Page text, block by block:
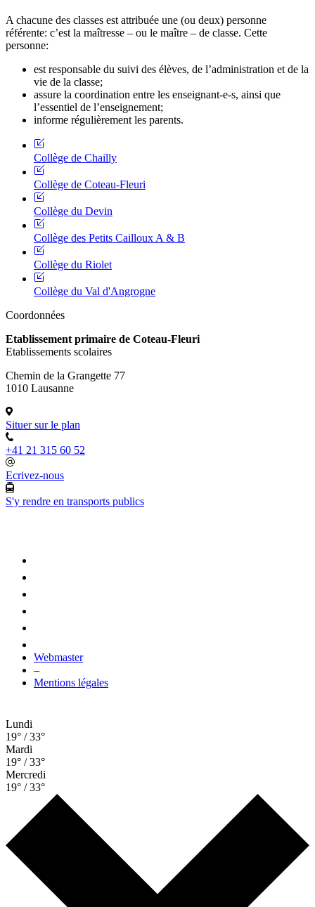
A chacune des classes est attribuée une (ou deux) personne
référente: c’est la maîtresse – ou le maître – de classe. Cette
personne:
est responsable du suivi des élèves, de l’administration et de la
vie de la classe;
assure la coordination entre les enseignant-e-s, ainsi que
l’essentiel de l’enseignement;
informe régulièrement les parents.
Collège de Chailly
Collège de Coteau-Fleuri
Collège du Devin
Collège des Petits Cailloux A & B
Collège du Riolet
Collège du Val d'Angrogne
Coordonnées
Etablissement primaire de Coteau-Fleuri
Etablissements scolaires
Chemin de la Grangette 77
1010 Lausanne
Situer sur le plan
+41 21 315 60 52
Ecrivez-nous
S'y rendre en transports publics
Webmaster
–
Mentions légales
Lundi
19° / 33°
Mardi
19° / 33°
Mercredi
19° / 33°